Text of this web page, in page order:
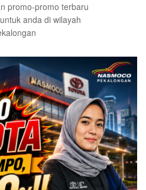
promo-promo terbaru
anda di wilayah